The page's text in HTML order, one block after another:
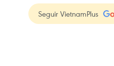
Seguir VietnamPlus